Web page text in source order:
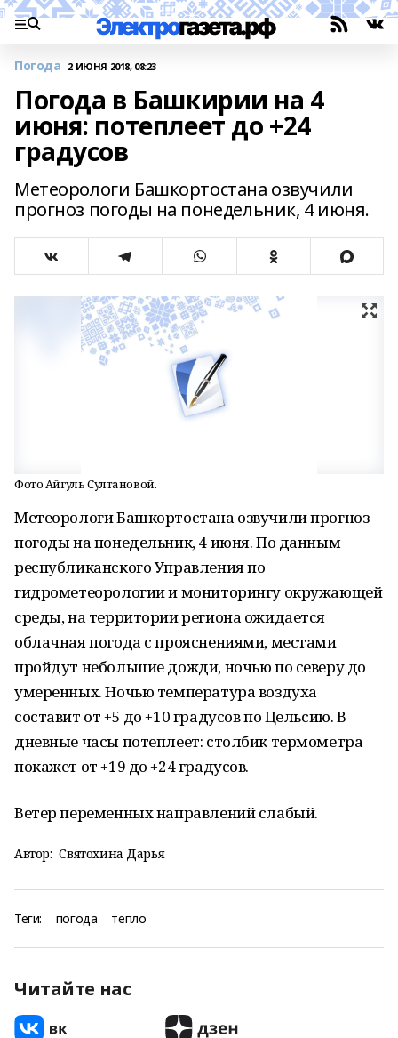
Погода 2 ИЮНЯ 2018, 08:23
Погода в Башкирии на 4
июня: потеплеет до +24
градусов
Метеорологи Башкортостана озвучили
прогноз погоды на понедельник, 4 июня.
Фото Айгуль Султановой.
Метеорологи Башкортостана озвучили прогноз
погоды на понедельник, 4 июня. По данным
республиканского Управления по
гидрометеорологии и мониторингу окружающей
среды, на территории региона ожидается
облачная погода с прояснениями, местами
пройдут небольшие дожди, ночью по северу до
умеренных. Ночью температура воздуха
составит от +5 до +10 градусов по Цельсию. В
дневные часы потеплеет: столбик термометра
покажет от +19 до +24 градусов.
Ветер переменных направлений слабый.
Автор: Святохина Дарья
Теги: погода тепло
Читайте нас